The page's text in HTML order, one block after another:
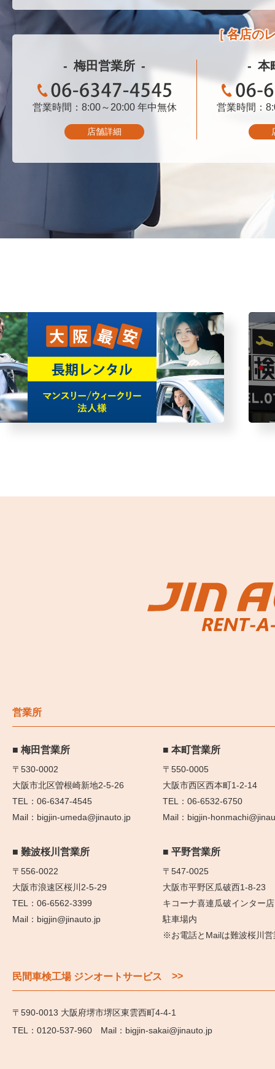
各店の
梅田営業所
06-6347-4545
営業時間：8:00～20:00 年中無休
店舗詳細
本
営業時間：
営業所
梅田営業所
〒530-0002
大阪市北区曽根崎新地2-5-26
06-6347-4545
bigjin-umeda@jinauto.jp
本町営業所
〒550-0005
大阪市西区西本町1-2-14
06-6532-6750
bigjin-
難波桜川営業所
〒556-0022
大阪市浪速区桜川2-5-29
06-6562-3399
bigjin@jinauto.jp
平野営業所
〒547-0025
大阪市平野区瓜破西1-8-23
キコーナ喜連瓜破インター店
駐車場内
※お電話とMailは難波桜川営
民間車検工場 ジンオートサービス >>
〒590-0013 大阪府堺市堺区東雲西町4-4-1
0120-537-960
bigjin-sakai@jinauto.jp